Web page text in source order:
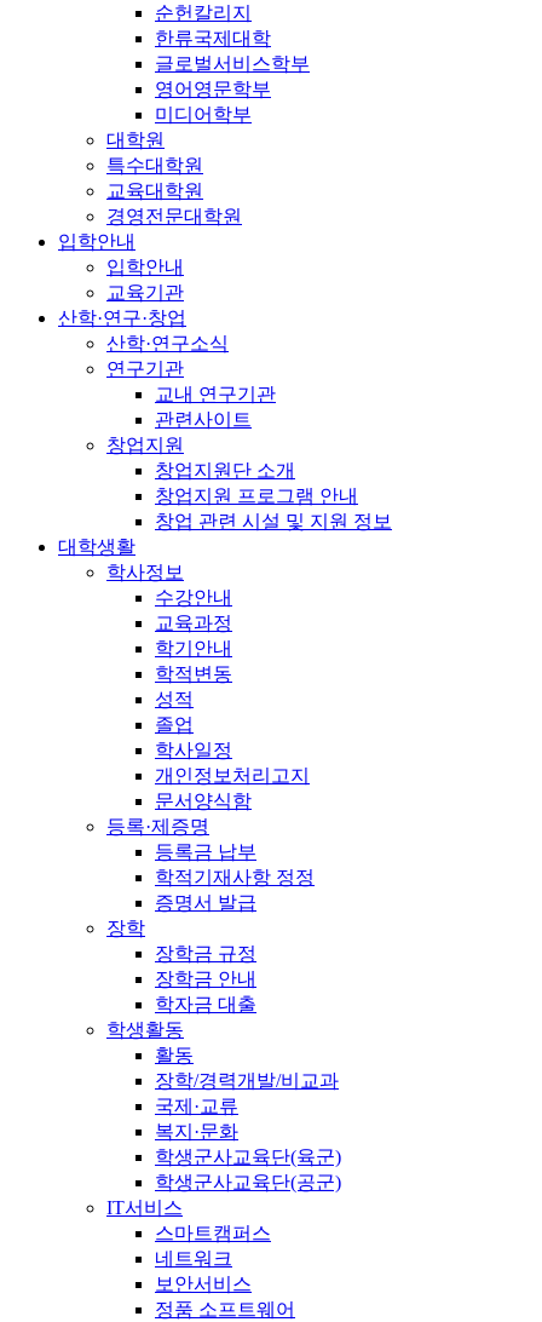
순헌칼리지
한류국제대학
글로벌서비스학부
영어영문학부
미디어학부
대학원
특수대학원
교육대학원
경영전문대학원
입학안내
입학안내
교육기관
산학·연구·창업
산학·연구소식
연구기관
교내 연구기관
관련사이트
창업지원
창업지원단 소개
창업지원 프로그램 안내
창업 관련 시설 및 지원 정보
대학생활
학사정보
수강안내
교육과정
학기안내
학적변동
성적
졸업
학사일정
개인정보처리고지
문서양식함
등록·제증명
등록금 납부
학적기재사항 정정
증명서 발급
장학
장학금 규정
장학금 안내
학자금 대출
학생활동
활동
장학/경력개발/비교과
국제·교류
복지·문화
학생군사교육단(육군)
학생군사교육단(공군)
IT서비스
스마트캠퍼스
네트워크
보안서비스
정품 소프트웨어